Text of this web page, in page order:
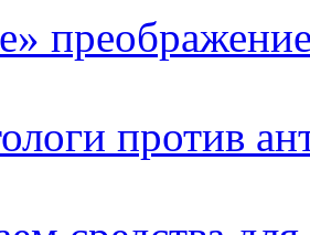
против